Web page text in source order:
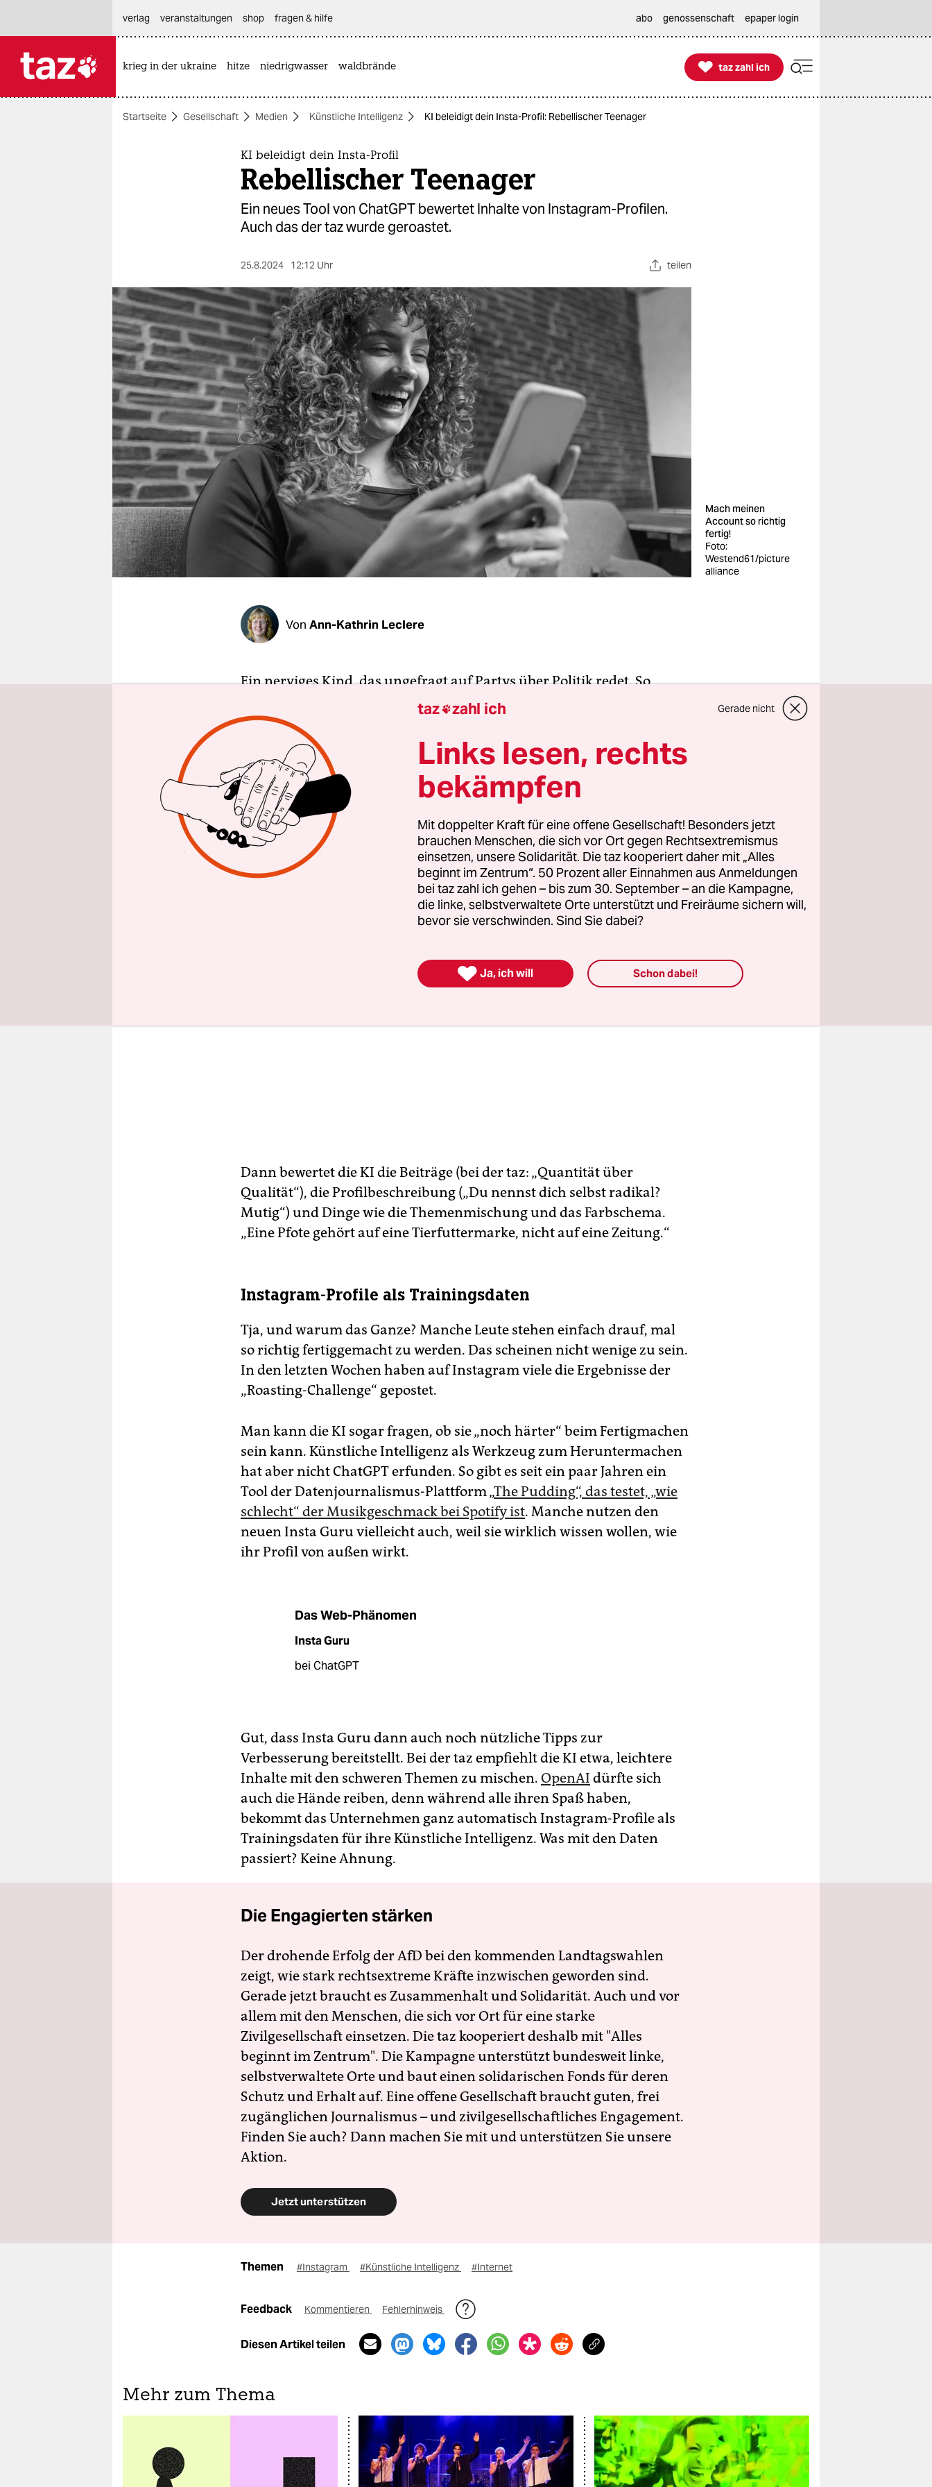
themen
berlin
nord
wahrheit
verlag
verlag
veranstaltungen
shop
fragen & hilfe
unterstützen
abo
verlag
veranstaltungen shop fragen & hilfe abo genossenschaft epaper login
krieg in der ukraine hitze niedrigwasser waldbrände 
taz zahl ich
taz zahl ich
Startseite Gesellschaft Medien Künstliche Intelligenz KI beleidigt dein Insta-Profil: Rebellischer Teenager
KI beleidigt dein Insta-Profil
Rebellischer Teenager
Ein neues Tool von ChatGPT bewertet Inhalte von Instagram-Profilen.
Auch das der taz wurde geroastet.
25.8.2024 12:12 Uhr teilen
Mach meinen
Account so richtig
fertig!
Foto:
Westend61/picture
alliance
Von Ann-Kathrin Leclere
Ein nerviges Kind, das ungefragt auf Partys über Politik redet. So
beschreibt Insta Guru den Instagram-Account der taz. Dabei wolle er
eigentlich der „rebellische Teenager unter den deutschen Medien sein“.
Das ist erstaunlich lustig für eine Künstliche Intelligenz und trifft auch
noch zu.
Seit ein paar Wochen kann man das Social-Media-Profil von
mit einem neuen KI-Werkzeug des beliebten Chatbots ChatGPT
„roasten“ lassen. Dafür muss man Screenshots seines Profils zur
Verfügung stellen und fragen: Kannst du meinen Account so richtig
fertig machen?
Dann bewertet die KI die Beiträge (bei der taz: „Quantität über
Qualität“), die Profilbeschreibung („Du nennst dich selbst radikal?
Mutig“) und Dinge wie die Themenmischung und das Farbschema.
„Eine Pfote gehört auf eine Tierfuttermarke, nicht auf eine Zeitung.“
Instagram-Profile als Trainingsdaten
Tja, und warum das Ganze? Manche Leute stehen einfach drauf, mal
so richtig fertiggemacht zu werden. Das scheinen nicht wenige zu sein.
In den letzten Wochen haben auf Instagram viele die Ergebnisse der
„Roasting-Challenge“ gepostet.
Man kann die KI sogar fragen, ob sie „noch härter“ beim Fertigmachen
sein kann. Künstliche Intelligenz als Werkzeug zum Heruntermachen
hat aber nicht ChatGPT erfunden. So gibt es seit ein paar Jahren ein
Tool der Datenjournalismus-Plattform „The Pudding“, das testet, „wie
schlecht“ der Musikgeschmack bei Spotify ist. Manche nutzen den
neuen Insta Guru vielleicht auch, weil sie wirklich wissen wollen, wie
ihr Profil von außen wirkt.
Das Web-Phänomen
Insta Guru
bei ChatGPT
Gut, dass Insta Guru dann auch noch nützliche Tipps zur
Verbesserung bereitstellt. Bei der taz empfiehlt die KI etwa, leichtere
Inhalte mit den schweren Themen zu mischen. OpenAI dürfte sich
auch die Hände reiben, denn während alle ihren Spaß haben,
bekommt das Unternehmen ganz automatisch Instagram-Profile als
Trainingsdaten für ihre Künstliche Intelligenz. Was mit den Daten
passiert? Keine Ahnung.
Die Engagierten stärken
Der drohende Erfolg der AfD bei den kommenden Landtagswahlen
zeigt, wie stark rechtsextreme Kräfte inzwischen geworden sind.
Gerade jetzt braucht es Zusammenhalt und Solidarität. Auch und vor
allem mit den Menschen, die sich vor Ort für eine starke
Zivilgesellschaft einsetzen. Die taz kooperiert deshalb mit "Alles
beginnt im Zentrum". Die Kampagne unterstützt bundesweit linke,
selbstverwaltete Orte und baut einen solidarischen Fonds für deren
Schutz und Erhalt auf. Eine offene Gesellschaft braucht guten, frei
zugänglichen Journalismus – und zivilgesellschaftliches Engagement.
Finden Sie auch? Dann machen Sie mit und unterstützen Sie unsere
Aktion.
Jetzt unterstützen
Themen #Instagram #Künstliche Intelligenz #Internet
Feedback Kommentieren Fehlerhinweis
Diesen Artikel teilen
Mehr zum Thema
taz zahl ich Gerade nicht
Links lesen, rechts
bekämpfen
Mit doppelter Kraft für eine offene Gesellschaft! Besonders jetzt
brauchen Menschen, die sich vor Ort gegen Rechtsextremismus
einsetzen, unsere Solidarität. Die taz kooperiert daher mit „Alles
beginnt im Zentrum“. 50 Prozent aller Einnahmen aus Anmeldungen
bei taz zahl ich gehen – bis zum 30. September – an die Kampagne,
die linke, selbstverwaltete Orte unterstützt und Freiräume sichern will,
bevor sie verschwinden. Sind Sie dabei?
 Ja, ich will Schon dabei!